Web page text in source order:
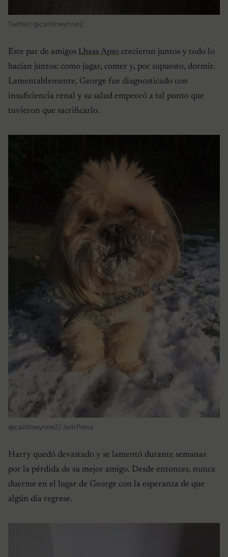
Twitter/ @caitlinwynne2
Este par de amigos Lhasa Apso crecieron juntos y todo lo
hacían juntos: como jugar, comer y, por supuesto, dormir.
Lamentablemente, George fue diagnosticado con
insuficiencia renal y su salud empeoró a tal punto que
tuvieron que sacrificarlo.
@caitlinwynne2/ Jam Press
Harry quedó devastado y se lamentó durante semanas
por la pérdida de su mejor amigo. Desde entonces, nunca
duerme en el lugar de George con la esperanza de que
algún día regrese.